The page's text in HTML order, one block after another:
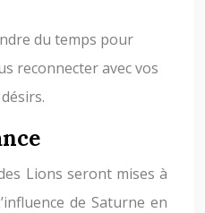
du temps pour
reconnecter avec vos
Lions seront mises à
de Saturne en